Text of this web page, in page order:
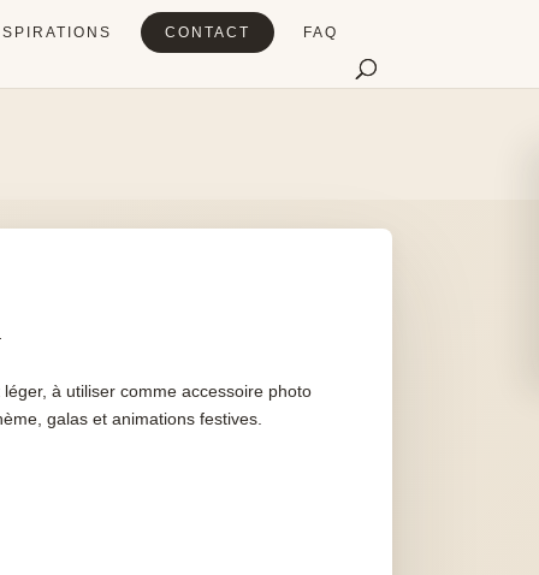
CONTACT FAQ
à utiliser comme accessoire photo
galas et animations festives.